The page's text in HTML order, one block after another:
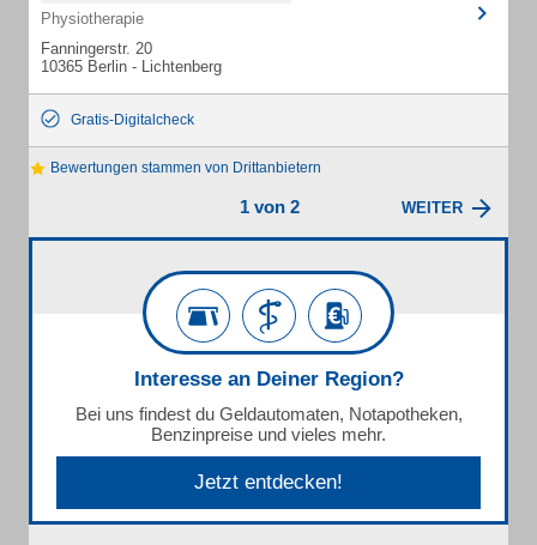
Physiotherapie
Fanningerstr. 20
10365 Berlin - Lichtenberg
Gratis-Digitalcheck
Bewertungen stammen von Drittanbietern
1 von 2 WEITER
Interesse an Deiner Region?
Bei uns findest du Geldautomaten, Notapotheken,
Benzinpreise und vieles mehr.
Jetzt entdecken!